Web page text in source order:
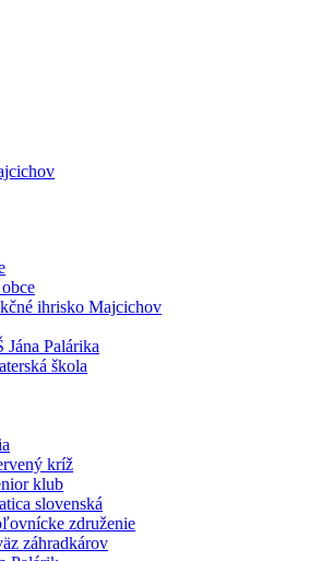
ihrisko Majcichov
Jána Palárika
škola
kríž
klub
slovenská
združenie
záhradkárov